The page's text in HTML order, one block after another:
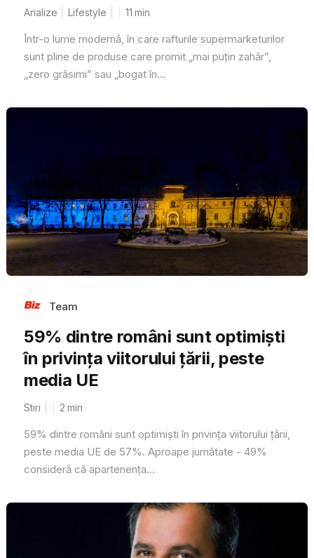
Analize Lifestyle 11 min
Într-o lume modernă, în care rafturile supermarketurilor
sunt pline de produse care promit „mai puțin zahăr”,
„zero grăsimi” sau „bogat în...
Team
59% dintre români sunt optimiști
în privința viitorului țării, peste
media UE
Stiri 2 min
59% dintre români sunt optimiști în privința viitorului țării,
peste media UE de 57%. Aproape jumătate - 49%
consideră că apartenența...